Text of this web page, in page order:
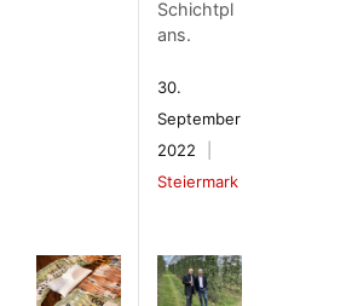
Schichtpl
ans.
30.
September
2022
Steiermark